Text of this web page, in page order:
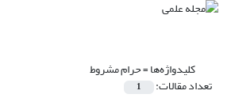
کلیدواژه‌ها =حرام مشروط
تعداد مقالات: 1